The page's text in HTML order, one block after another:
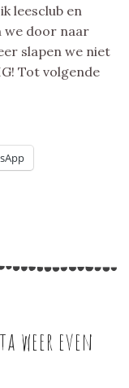
leesclub en
we door naar
slapen we niet
Tot volgende
weer even